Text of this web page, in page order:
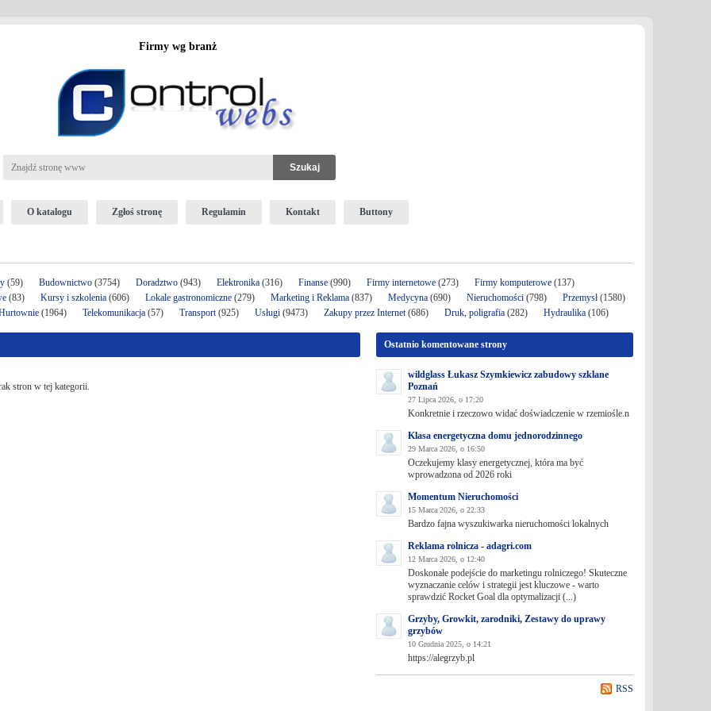
Firmy wg branż
O katalogu Zgłoś stronę Regulamin Kontakt Buttony
(59) Budownictwo (3754) Doradztwo (943) Elektronika (316) Finanse (990) Firmy internetowe (273) Firmy komputerowe (137)
(83) Kursy i szkolenia (606) Lokale gastronomiczne (279) Marketing i Reklama (837) Medycyna (690) Nieruchomości (798) Przemysł(1580)
(1964) Telekomunikacja (57) Transport(925) Usługi (9473) Zakupy przez Internet(686) Druk, poligrafia (282) Hydraulika (106)
stron w tej kategorii.
Ostatnio komentowane strony
wildglass Łukasz Szymkiewicz zabudowy szklane
Poznań
27 Lipca 2026, o 17:20
Konkretnie i rzeczowo widać doświadczenie w rzemiośle.n
Klasa energetyczna domu jednorodzinnego
29 Marca 2026, o 16:50
Oczekujemy klasy energetycznej, która ma być
wprowadzona od 2026 roki
Momentum Nieruchomości
15 Marca 2026, o 22:33
Bardzo fajna wyszukiwarka nieruchomości lokalnych
Reklama rolnicza - adagri.com
12 Marca 2026, o 12:40
Doskonałe podejście do marketingu rolniczego! Skuteczne
wyznaczanie celów i strategii jest kluczowe - warto
sprawdzić Rocket Goal dla optymalizacji (...)
Grzyby, Growkit, zarodniki, Zestawy do uprawy
grzybów
10 Grudnia 2025, o 14:21
https://alegrzyb.pl
RSS